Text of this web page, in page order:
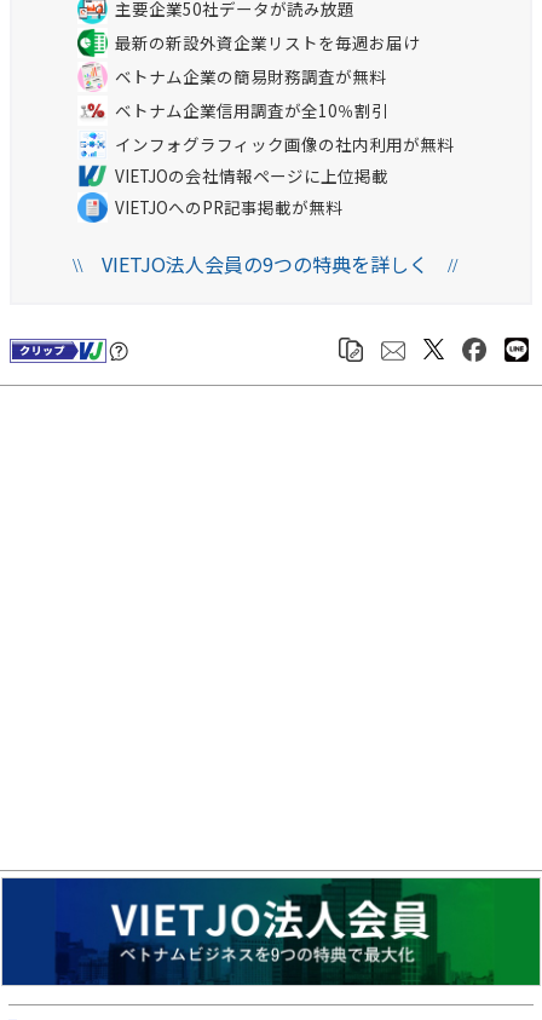
主要企業50社データが読み放題
最新の新設外資企業リストを毎週お届け
ベトナム企業の簡易財務調査が無料
ベトナム企業信用調査が全10％割引
インフォグラフィック画像の社内利用が無料
VIETJOの会社情報ページに上位掲載
VIETJOへのPR記事掲載が無料
\\VIETJO法人会員の9つの特典を詳しく //